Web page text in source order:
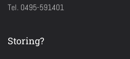
Tel. 0495-591401
Storing?